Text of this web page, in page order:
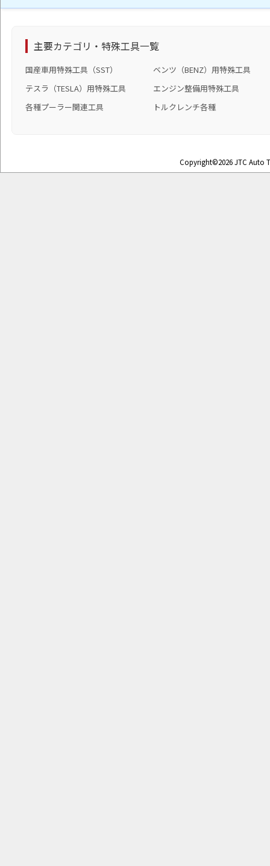
主要カテゴリ・特殊工具一覧
国産車用特殊工具（SST）
ベンツ（BENZ）用特殊工具
テスラ（TESLA）用特殊工具
エンジン整備用特殊工具
各種プーラー関連工具
トルクレンチ各種
Copyright©2026 JTC Auto